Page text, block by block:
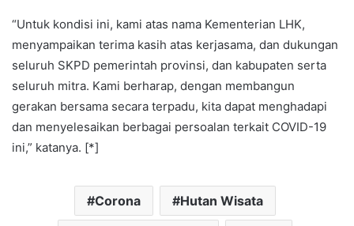
“Untuk kondisi ini, kami atas nama Kementerian LHK,
menyampaikan terima kasih atas kerjasama, dan dukungan
seluruh SKPD pemerintah provinsi, dan kabupaten serta
seluruh mitra. Kami berharap, dengan membangun
gerakan bersama secara terpadu, kita dapat menghadapi
dan menyelesaikan berbagai persoalan terkait COVID-19
ini,” katanya. [*]
Corona Hutan Wisata